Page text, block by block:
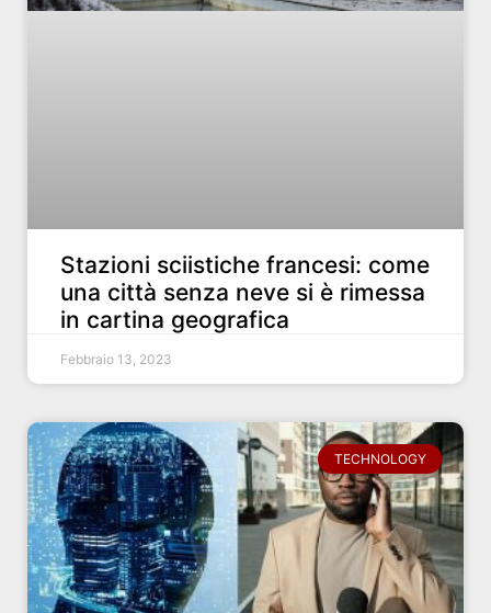
Stazioni sciistiche francesi: come
una città senza neve si è rimessa
in cartina geografica
Febbraio 13, 2023
TECHNOLOGY